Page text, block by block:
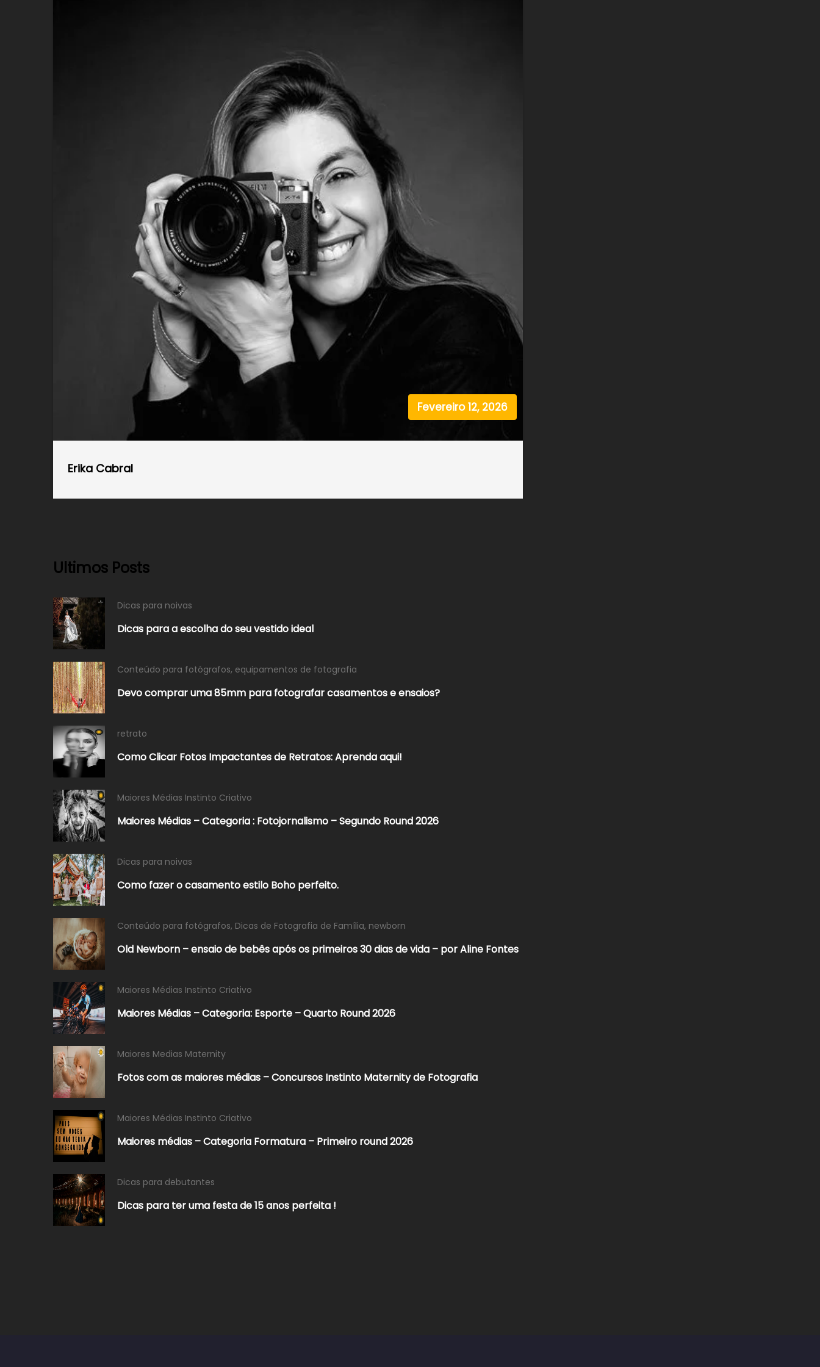
Fevereiro 12, 2026
Erika Cabral
Ultimos Posts
Dicas para noivas
Dicas para a escolha do seu vestido ideal
Conteúdo para fotógrafos, equipamentos de fotografia
Devo comprar uma 85mm para fotografar casamentos e ensaios?
retrato
Como Clicar Fotos Impactantes de Retratos: Aprenda aqui!
Maiores Médias Instinto Criativo
Maiores Médias – Categoria : Fotojornalismo – Segundo Round 2026
Dicas para noivas
Como fazer o casamento estilo Boho perfeito.
Conteúdo para fotógrafos, Dicas de Fotografia de Família, newborn
Old Newborn – ensaio de bebês após os primeiros 30 dias de vida – por Aline Fontes
Maiores Médias Instinto Criativo
Maiores Médias – Categoria: Esporte – Quarto Round 2026
Maiores Medias Maternity
Fotos com as maiores médias – Concursos Instinto Maternity de Fotografia
Maiores Médias Instinto Criativo
Maiores médias – Categoria Formatura – Primeiro round 2026
Dicas para debutantes
Dicas para ter uma festa de 15 anos perfeita !